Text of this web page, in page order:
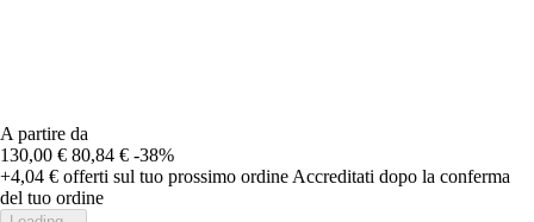
A partire da
130,00 € 80,84 € -38%
+4,04 € offerti sul tuo prossimo ordineAccreditati dopo la conferma
del tuo ordine